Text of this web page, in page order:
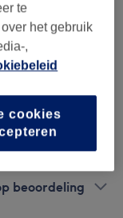
beoordeling
te
het gebruik
,
cookies